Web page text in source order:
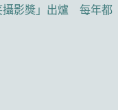
攝影獎」出爐 每年都